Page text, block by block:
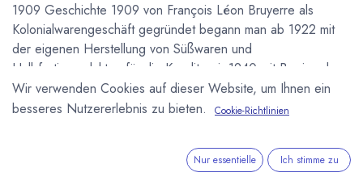
1909 Geschichte 1909 von François Léon Bruyerre als
Kolonialwarengeschäft gegründet begann man ab 1922 mit
der eigenen Herstellung von Süßwaren und
Halbfertigprodukten für die Konditorei. 1940 mit Beginn des
Weltkrieges und der Besetzung Belgiens durch Deutschland
brach das Geschäft zusammen. 1945 starb der Gründer. Im
Collet die Töchter des Gründers und das Geschäft wurde mit
Kriegsende wieder aufgenommen. 1950 erweiterte man das
Wir verwenden Cookies auf dieser Website, um Ihnen ein
besseres Nutzererlebnis zu bieten.
Cookie-Richtlinien
Nur essentielle Ich stimme zu